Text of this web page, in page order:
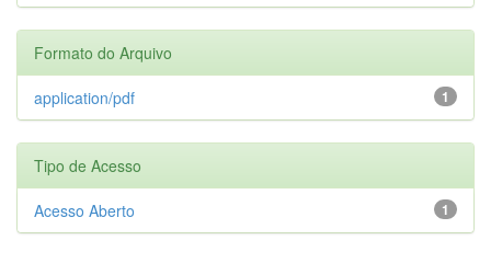
Formato do Arquivo
1
application/pdf
Tipo de Acesso
1
Acesso Aberto